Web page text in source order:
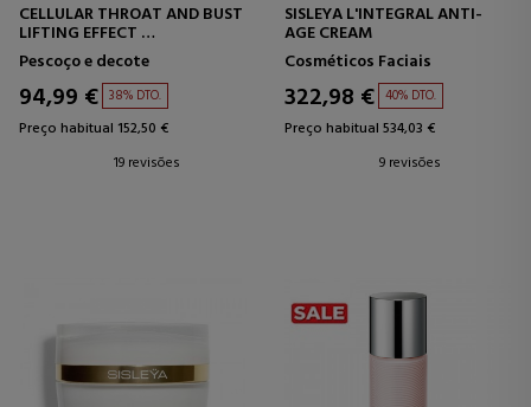
CELLULAR THROAT AND BUST
LIFTING EFFECT
CREME FIRMADOR PARA
BUSTO E DECOTE
Pescoço e decote
94,99 € 38% DTO.
Preço habitual 152,50 €
19 revisões
SISLEYA L'INTEGRAL ANTI-
AGE CREAM
Cosméticos Faciais
322,98 € 40% DTO.
Preço habitual 534,03 €
9 revisões